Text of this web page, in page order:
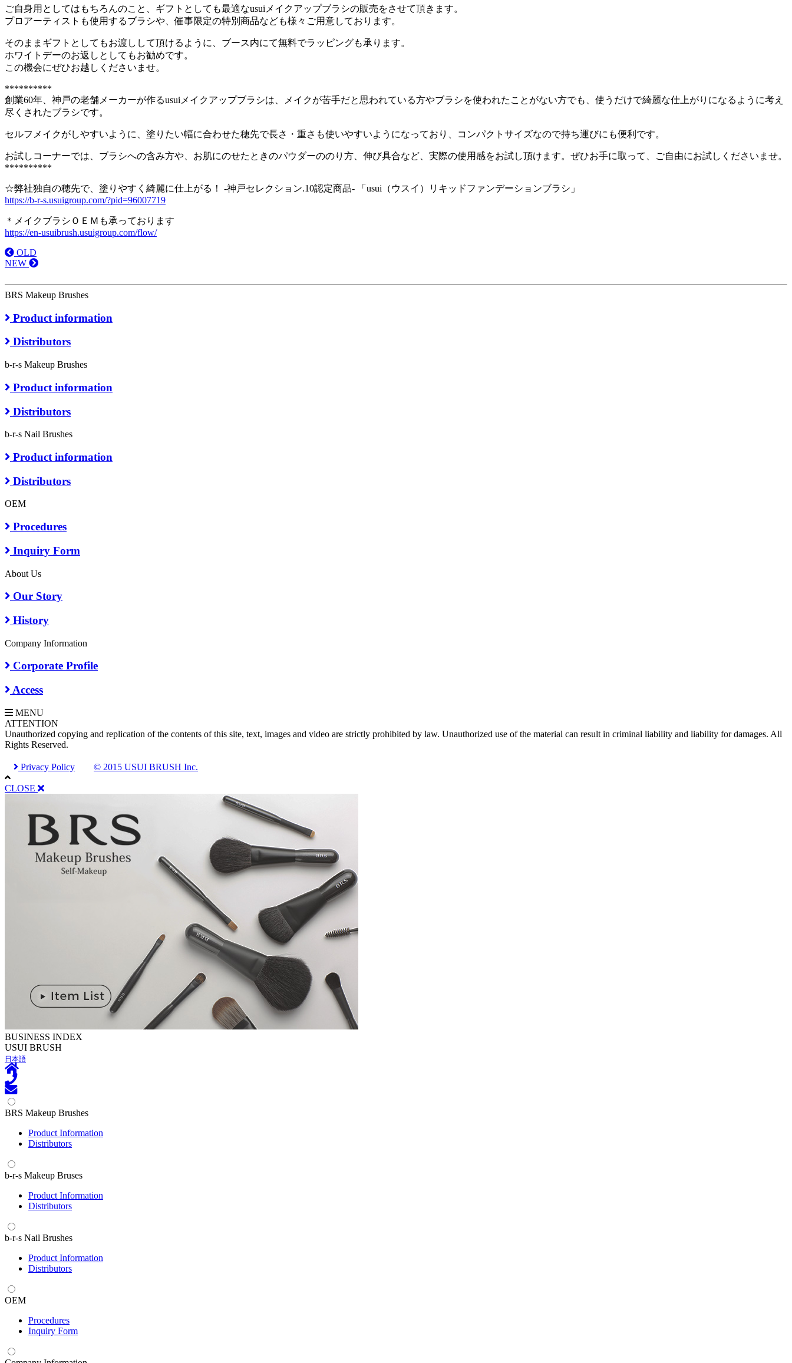
ご自身用としてはもちろんのこと、ギフトとしても最適なusuiメイクアップブラシの販売をさせて頂きます。
プロアーティストも使用するブラシや、催事限定の特別商品なども様々ご用意しております。
そのままギフトとしてもお渡しして頂けるように、ブース内にて無料でラッピングも承ります。
ホワイトデーのお返しとしてもお勧めです。
この機会にぜひお越しくださいませ。
**********
創業60年、神戸の老舗メーカーが作るusuiメイクアップブラシは、メイクが苦手だと思われている方やブラシを使われたことがない方でも、使うだけで綺麗な仕上がりになるように考え
尽くされたブラシです。
セルフメイクがしやすいように、塗りたい幅に合わせた穂先で長さ・重さも使いやすいようになっており、コンパクトサイズなので持ち運びにも便利です。
お試しコーナーでは、ブラシへの含み方や、お肌にのせたときのパウダーののり方、伸び具合など、実際の使用感をお試し頂けます。ぜひお手に取って、ご自由にお試しくださいませ。
**********
☆弊社独自の穂先で、塗りやすく綺麗に仕上がる！ -神戸セレクション.10認定商品- 「usui（ウスイ）リキッドファンデーションブラシ」
https://b-r-s.usuigroup.com/?pid=96007719
＊メイクブラシＯＥＭも承っております
https://en-usuibrush.usuigroup.com/flow/
OLD
NEW
BRS Makeup Brushes
Product information
Distributors
b-r-s Makeup Brushes
Product information
Distributors
b-r-s Nail Brushes
Product information
Distributors
OEM
Procedures
Inquiry Form
About Us
Our Story
History
Company Information
Corporate Profile
Access
MENU
ATTENTION
Unauthorized copying and replication of the contents of this site, text, images and video are strictly prohibited by law. Unauthorized use of the material can result in criminal liability and liability for damages. All
Rights Reserved.
Privacy Policy © 2015 USUI BRUSH Inc.
CLOSE
BUSINESS INDEX
USUI BRUSH
日本語
BRS Makeup Brushes
Product Information
Distributors
b-r-s Makeup Bruses
Product Information
Distributors
b-r-s Nail Brushes
Product Information
Distributors
OEM
Procedures
Inquiry Form